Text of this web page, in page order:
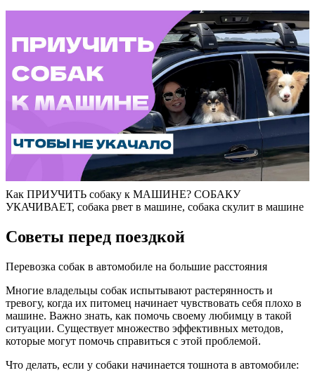
Как ПРИУЧИТЬ собаку к МАШИНЕ? СОБАКУ
УКАЧИВАЕТ, собака рвет в машине, собака скулит в машине
Советы перед поездкой
Перевозка собак в автомобиле на большие расстояния
Многие владельцы собак испытывают растерянность и
тревогу, когда их питомец начинает чувствовать себя плохо в
машине. Важно знать, как помочь своему любимцу в такой
ситуации. Существует множество эффективных методов,
которые могут помочь справиться с этой проблемой.
Что делать, если у собаки начинается тошнота в автомобиле: